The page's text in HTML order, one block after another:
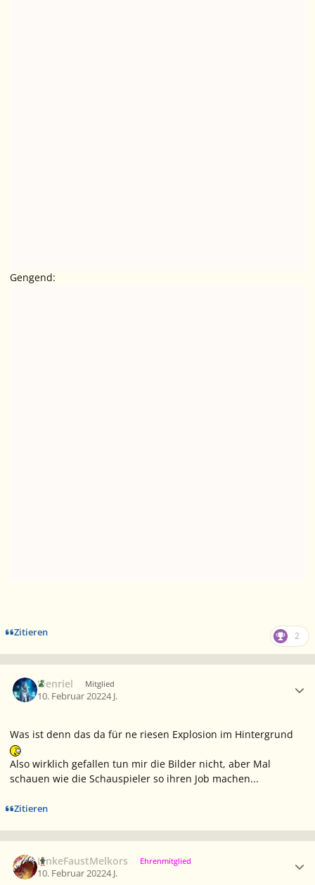
Gengend:
Zitieren 2
Elenriel Mitglied
10. Februar 20224 J.
Was ist denn das da für ne riesen Explosion im Hintergrund
Also wirklich gefallen tun mir die Bilder nicht, aber Mal
schauen wie die Schauspieler so ihren Job machen...
Zitieren
LinkeFaustMelkors Ehrenmitglied
10. Februar 20224 J.